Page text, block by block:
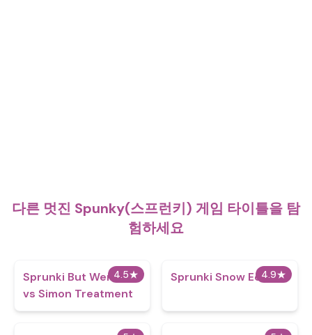
다른 멋진 Spunky(스프런키) 게임 타이틀을 탐
험하세요
4.5★
Sprunki But Wenda
vs Simon Treatment
4.9★
Sprunki Snow Edition